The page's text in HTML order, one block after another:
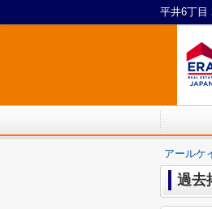
平井6丁目
アールケ
過去